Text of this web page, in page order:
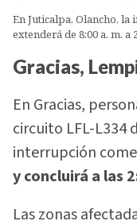
En Juticalpa, Olancho,
extenderá de 8:00 a. m. a
Gracias,
En Gracias,
circuito LFL-L334
interrupción
y concluirá a las
Las zonas